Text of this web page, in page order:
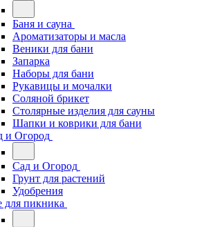
Баня и сауна
Ароматизаторы и масла
Веники для бани
Запарка
Наборы для бани
Рукавицы и мочалки
Соляной брикет
Столярные изделия для сауны
Шапки и коврики для бани
и Огород
Сад и Огород
Грунт для растений
Удобрения
для пикника